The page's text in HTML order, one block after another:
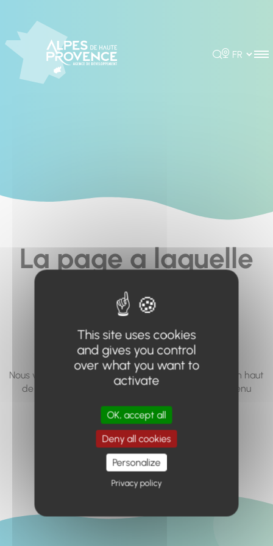
Rechercher
Choisir la
La page a laquelle
vous cherchez à
accéder n'existe
pas... ou plus.
Nous vous invitons à utiliser le moteur de recherche en haut
de page, ou à utiliser le menu pour trouver le contenu
Retour à l'accueil
This site uses cookies
and gives you control
over what you want to
activate
OK, accept all
Deny all cookies
Personalize
Privacy policy